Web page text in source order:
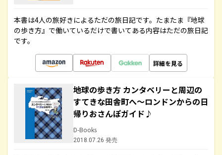
本書は4人の旅好きによるただの旅日記です。たまたま『地球
の歩き方』で働いているだけで書いてある内容はただの旅日記
です。
詳細を見る
地球の歩き方 カンタベリーと周辺の
すてきな田舎町へ～ロンドンからの日
帰りおさんぽガイド♪
D-Books
2018.07.26 発売